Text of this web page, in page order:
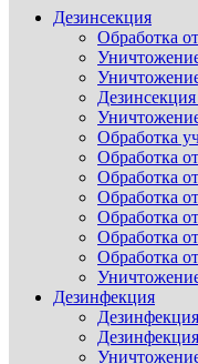
Дезинсекция
Обработка
Обработка
Обработка
Обработка
Обработка
Обработка
Обработка
Обработка
Дезинфекция